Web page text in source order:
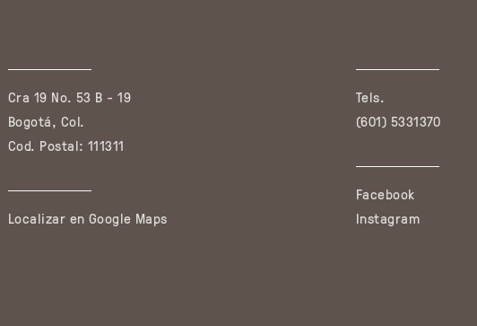
Cra 19 No. 53 B - 19
Bogotá, Col.
Cod. Postal: 111311
Localizar en Google Maps
Tels.
(601) 5331370
Facebook
Instagram